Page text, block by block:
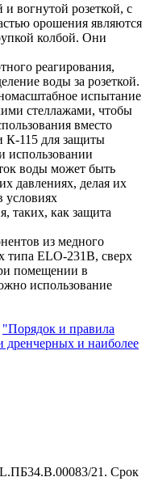
вогнутой розеткой, с
орошения являются
колбой. Они
реагирования,
воды за розеткой.
испытание
стеллажами, чтобы
вместо
К-115 для защиты
использовании
воды может быть
давлениях, делая их
условиях
таких, как защита
из медного
типа ELO-231B, сверх
помещении в
использование
"Порядок и правила
дренчерных и наиболее
21. Срок